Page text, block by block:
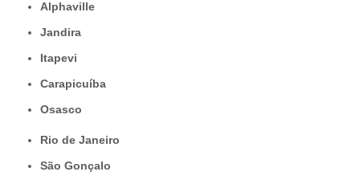
Alphaville
Jandira
Itapevi
Carapicuíba
Osasco
Rio de Janeiro
São Gonçalo